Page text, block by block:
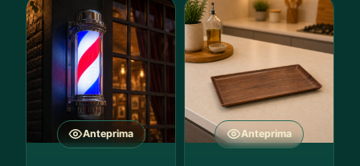
Anteprima Anteprima